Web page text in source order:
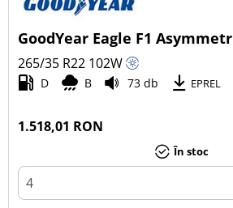
GoodYear Eagle F1
265/35 R22 102W
D B 73 db EPREL
1.518,01 RON
În stoc